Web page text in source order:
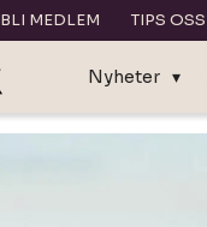
BLI MEDLEM TIPS OSS
Nyheter